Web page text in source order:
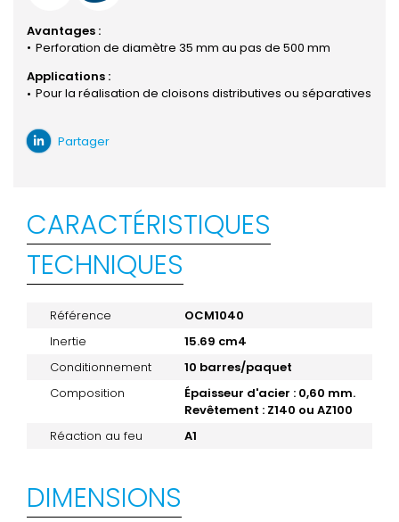
Avantages :
Perforation de diamètre 35 mm au pas de 500 mm
Applications :
Pour la réalisation de cloisons distributives ou séparatives
Partager
CARACTÉRISTIQUES
TECHNIQUES
Référence
OCM1040
Inertie
15.69 cm4
Conditionnement
10 barres/paquet
Composition
Épaisseur d'acier : 0,60 mm.
Revêtement : Z140 ou AZ100
Réaction au feu
A1
DIMENSIONS